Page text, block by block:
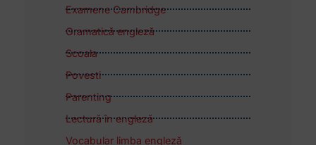
Examene Cambridge
Gramatică engleză
Scoala
Povesti
Parenting
Lectură în engleză
Vocabular limba engleză